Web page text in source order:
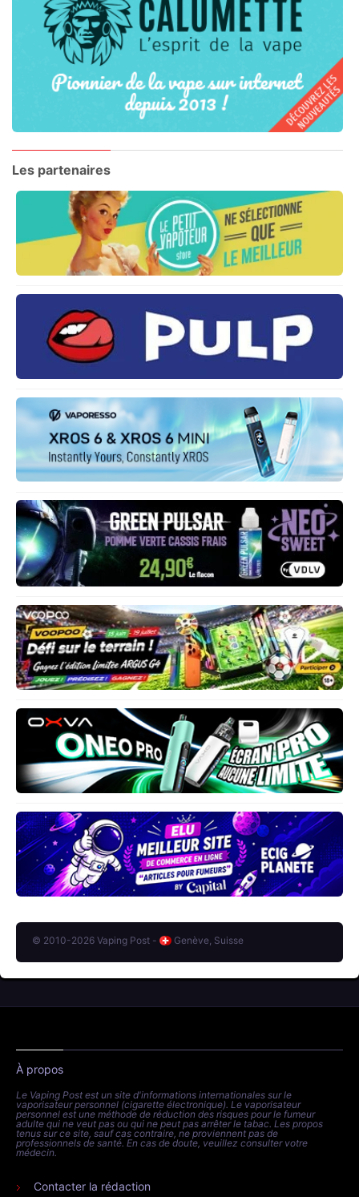
Les partenaires
© 2010-2026 Vaping Post - Genève, Suisse
À propos
Le Vaping Post est un site d'informations internationales sur le
vaporisateur personnel (cigarette électronique). Le vaporisateur
personnel est une méthode de réduction des risques pour le fumeur
adulte qui ne veut pas ou qui ne peut pas arrêter le tabac. Les propos
tenus sur ce site, sauf cas contraire, ne proviennent pas de
professionnels de santé. En cas de doute, veuillez consulter votre
médecin.
Contacter la rédaction